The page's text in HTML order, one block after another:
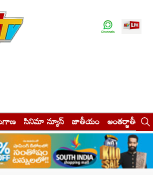
సినిమా న్యూస్ జాతీయం అంతర్జాతీయం